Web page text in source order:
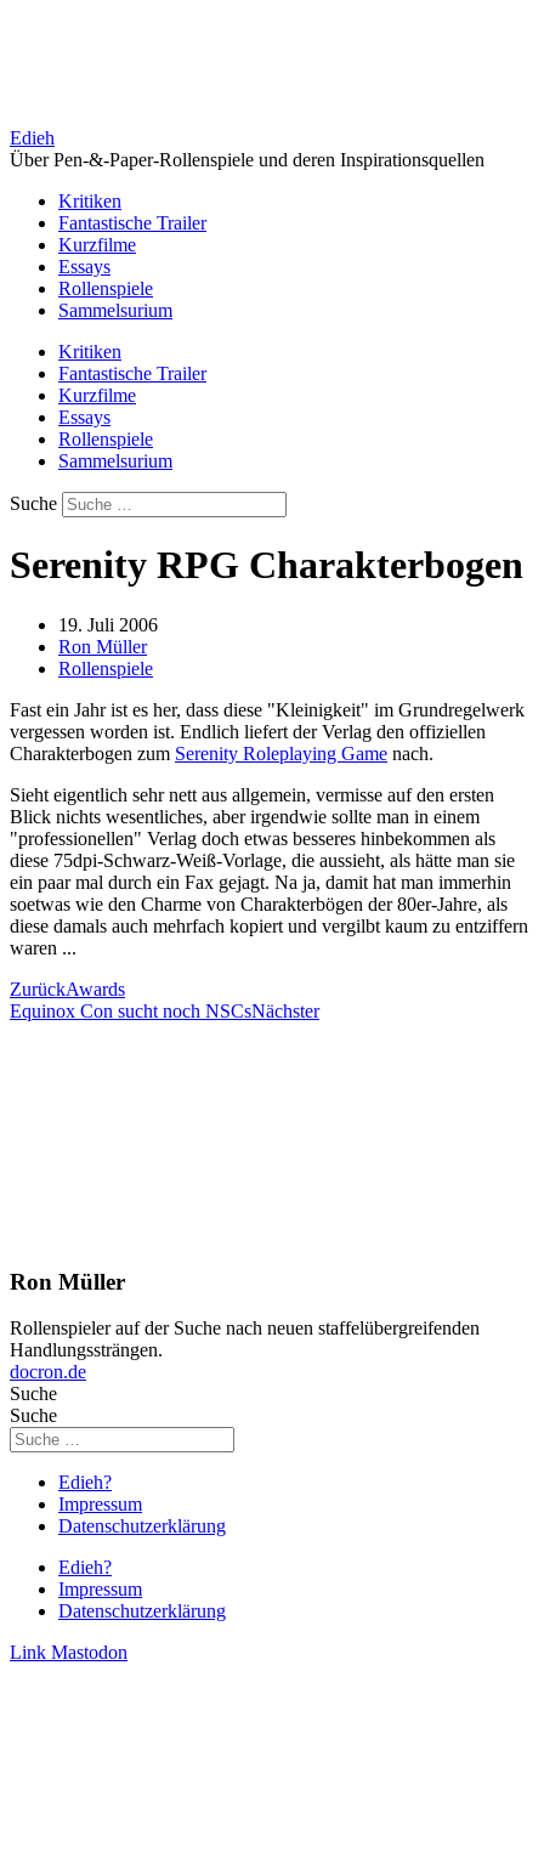
Edieh
Über Pen-&-Paper-Rollenspiele und deren Inspirationsquellen
Kritiken
Fantastische Trailer
Kurzfilme
Essays
Rollenspiele
Sammelsurium
Kritiken
Fantastische Trailer
Kurzfilme
Essays
Rollenspiele
Sammelsurium
Suche
Serenity RPG Charakterbogen
19. Juli 2006
Ron Müller
Rollenspiele
Fast ein Jahr ist es her, dass diese "Kleinigkeit" im Grundregelwerk
vergessen worden ist. Endlich liefert der Verlag den offiziellen
Charakterbogen zum Serenity Roleplaying Game nach.
Sieht eigentlich sehr nett aus allgemein, vermisse auf den ersten
Blick nichts wesentliches, aber irgendwie sollte man in einem
"professionellen" Verlag doch etwas besseres hinbekommen als
diese 75dpi-Schwarz-Weiß-Vorlage, die aussieht, als hätte man sie
ein paar mal durch ein Fax gejagt. Na ja, damit hat man immerhin
soetwas wie den Charme von Charakterbögen der 80er-Jahre, als
diese damals auch mehrfach kopiert und vergilbt kaum zu entziffern
waren ...
ZurückAwards
Equinox Con sucht noch NSCsNächster
Ron Müller
Rollenspieler auf der Suche nach neuen staffelübergreifenden
Handlungssträngen.
docron.de
Suche
Suche
Edieh?
Impressum
Datenschutzerklärung
Edieh?
Impressum
Datenschutzerklärung
Link Mastodon